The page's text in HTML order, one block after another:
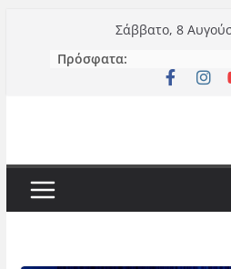
περιεχόμενο
Σάββατο, 8
Πρόσφατα: